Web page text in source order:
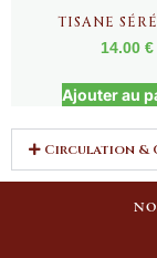
TISANE
14.00€
Ajouter au
Circulation &